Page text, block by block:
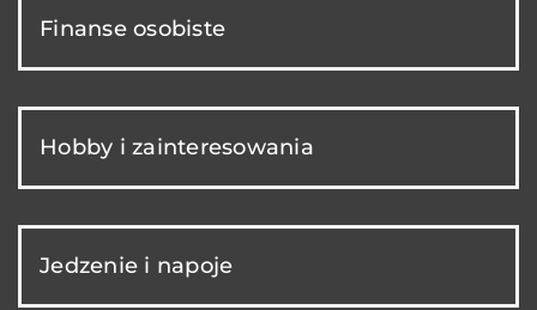
Finanse osobiste
Hobby i zainteresowania
Jedzenie i napoje